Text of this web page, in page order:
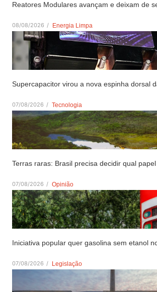
Reatores Modulares avançam e deixam de
08/08/2026 / Energia Limpa
Supercapacitor virou a nova espinha dorsal
07/08/2026 / Tecnologia
Terras raras: Brasil precisa decidir qual
07/08/2026 / Opinião
Iniciativa popular quer gasolina sem etanol
07/08/2026 / Legislação